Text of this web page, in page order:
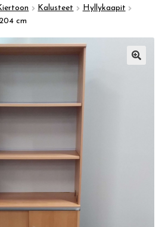
Kalusteet
Hyllykaapit
cm